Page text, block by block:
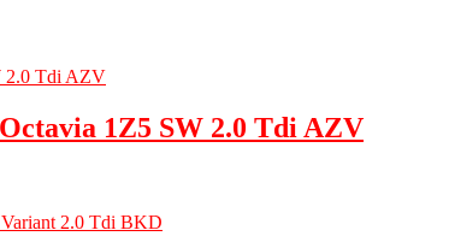
1Z5 SW 2.0 Tdi AZV